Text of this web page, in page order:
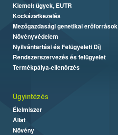
Kiemelt ügyek, EUTR
Kockázatkezelés
Mezőgazdasági genetikai erőforrások
Növényvédelem
Nyilvántartási és Felügyeleti Díj
Rendszerszervezés és felügyelet
Termékpálya-ellenőrzés
Ügyintézés
Élelmiszer
Állat
Növény